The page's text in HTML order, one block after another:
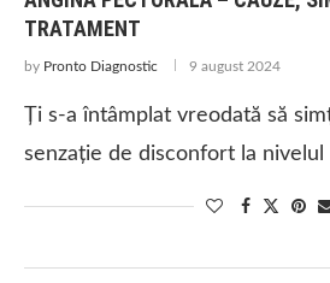
TRATAMENT
by Pronto Diagnostic 9 august 2024
Ți s-a întâmplat vreodată să
senzație de disconfort la